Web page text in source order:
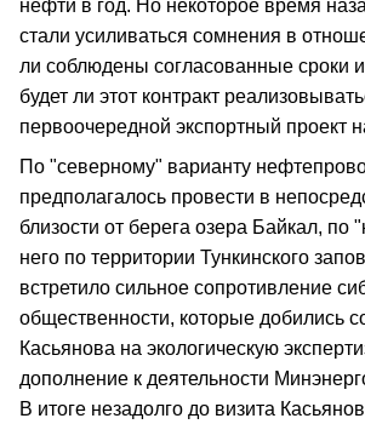
нефти в год. Но некоторое время
стали усиливаться сомнения в
ли соблюдены согласованные сроки
будет ли этот контракт
первоочередной экспортный проект
По "северному" варианту
предполагалось провести в
близости от берега озера Байкал,
него по территории Тункинского
встретило сильное сопротивление
общественности, которые добились
Касьянова на экологическую
дополнение к деятельности
В итоге незадолго до визита